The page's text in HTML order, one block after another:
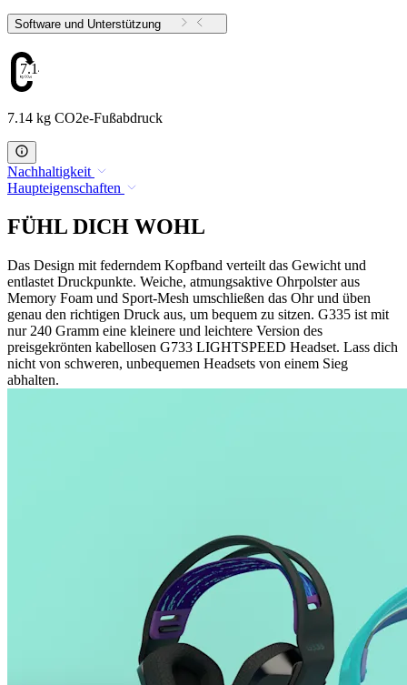
Software und Unterstützung
7.14
7.14 kg CO2e-Fußabdruck
Nachhaltigkeit
Haupteigenschaften
FÜHL DICH WOHL
Das Design mit federndem Kopfband verteilt das Gewicht und
entlastet Druckpunkte. Weiche, atmungsaktive Ohrpolster aus
Memory Foam und Sport-Mesh umschließen das Ohr und üben
genau den richtigen Druck aus, um bequem zu sitzen. G335 ist mit
nur 240 Gramm eine kleinere und leichtere Version des
preisgekrönten kabellosen G733 LIGHTSPEED Headset. Lass dich
nicht von schweren, unbequemen Headsets von einem Sieg
abhalten.